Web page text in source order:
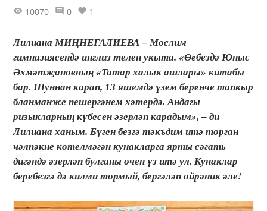
10070 0 1
Лилиана МИҢНЕГАЛИЕВА – Мөслим
гимназиясендә инглиз телен укыта. «Өе­бездә Юныс
Әхмәтҗановның «Татар халык ашлары» китабы
бар. Шуннан карап, 13 яшемдә үзем беренче тапкыр
бланманже пешергәнем хәтердә. Андагы
ризыкларның күбесен әзерләп карадым», – ди
Лилиана ханым. Бүген безгә тәкъдим итә торган
чәлпәкне көтелмәгән кунакларга ярты сәгать
дигәндә әзерләп булганы өчен үз итә ул. Кунаклар
беребезгә дә килми тормый, бергәләп өйрәник әле!